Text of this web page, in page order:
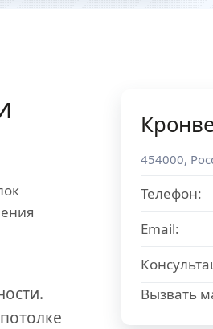
454000,
Телефон:
Email:
Вызвать